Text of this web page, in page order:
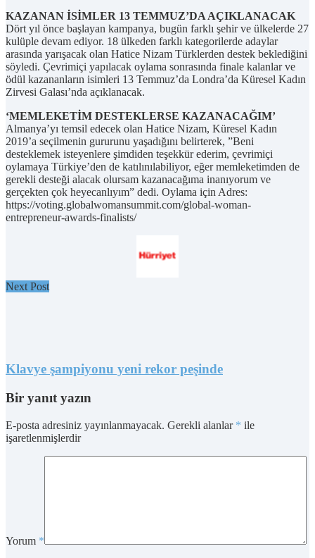
KAZANAN İSİMLER 13 TEMMUZ’DA AÇIKLANACAK
Dört yıl önce başlayan kampanya, bugün farklı şehir ve ülkelerde 27
kulüple devam ediyor. 18 ülkeden farklı kategorilerde adaylar
arasında yarışacak olan Hatice Nizam Türklerden destek beklediğini
söyledi. Çevrimiçi yapılacak oylama sonrasında finale kalanlar ve
ödül kazananların isimleri 13 Temmuz’da Londra’da Küresel Kadın
Zirvesi Galası’nda açıklanacak.
‘MEMLEKETİM DESTEKLERSE KAZANACAĞIM’
Almanya’yı temsil edecek olan Hatice Nizam, Küresel Kadın
2019’a seçilmenin gururunu yaşadığını belirterek, ”Beni
desteklemek isteyenlere şimdiden teşekkür ederim, çevrimiçi
oylamaya Türkiye’den de katılınılabiliyor, eğer memleketimden de
gerekli desteği alacak olursam kazanacağıma inanıyorum ve
gerçekten çok heyecanlıyım” dedi. Oylama için Adres:
https://voting.globalwomansummit.com/global-woman-
entrepreneur-awards-finalists/
Next Post
Klavye şampiyonu yeni rekor peşinde
Bir yanıt yazın
E-posta adresiniz yayınlanmayacak. Gerekli alanlar * ile
işaretlenmişlerdir
Yorum *